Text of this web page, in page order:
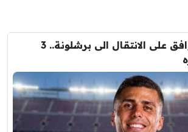
عاجل : رودري يوافق على الانتقال الى برشلونة.. 3